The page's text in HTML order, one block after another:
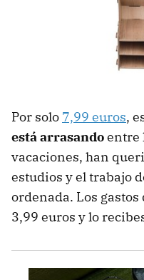
Por solo 7,99 euros,
está arrasandoentre
vacaciones, han
estudios y el trabajo
ordenada. Los
3,99 euros y lo